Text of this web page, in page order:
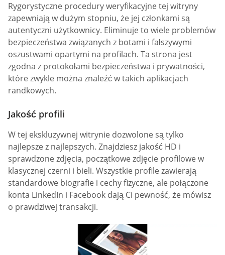
Rygorystyczne procedury weryfikacyjne tej witryny
zapewniają w dużym stopniu, że jej członkami są
autentyczni użytkownicy. Eliminuje to wiele problemów
bezpieczeństwa związanych z botami i fałszywymi
oszustwami opartymi na profilach. Ta strona jest
zgodna z protokołami bezpieczeństwa i prywatności,
które zwykle można znaleźć w takich aplikacjach
randkowych.
Jakość profili
W tej ekskluzywnej witrynie dozwolone są tylko
najlepsze z najlepszych. Znajdziesz jakość HD i
sprawdzone zdjęcia, początkowe zdjęcie profilowe w
klasycznej czerni i bieli. Wszystkie profile zawierają
standardowe biografie i cechy fizyczne, ale połączone
konta LinkedIn i Facebook dają Ci pewność, że mówisz
o prawdziwej transakcji.